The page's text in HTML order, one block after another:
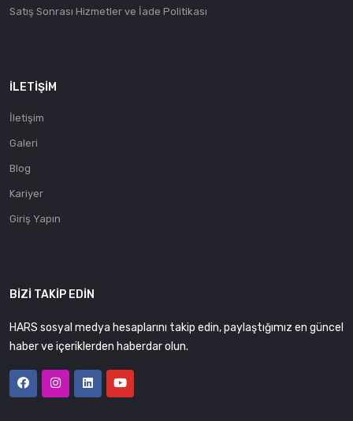
Satış Sonrası Hizmetler ve İade Politikası
İLETIŞIM
İletişim
Galeri
Blog
Kariyer
Giriş Yapın
BIZI TAKIP EDIN
HARS sosyal medya hesaplarını takip edin, paylaştığımız en güncel
haber ve içeriklerden haberdar olun.